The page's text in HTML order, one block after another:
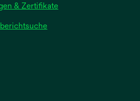
& Zertifikatewird
wird